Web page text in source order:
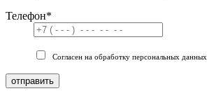
Телефон*
Согласен на обработку персональных данных
отправить